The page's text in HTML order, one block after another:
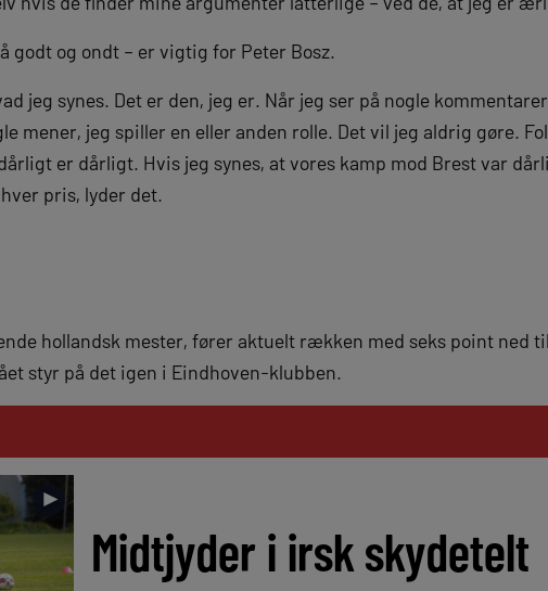
godt og ondt – er vigtig for Peter Bosz.
jeg synes. Det er den, jeg er. Når jeg ser på nogle
mener, jeg spiller en eller anden rolle. Det vil jeg aldrig gøre.
er dårligt. Hvis jeg synes, at vores kamp mod Brest var
pris, lyder det.
hollandsk mester, fører aktuelt rækken med seks point ned
styr på det igen i Eindhoven-klubben.
►
Midtjyder i irsk skydetelt